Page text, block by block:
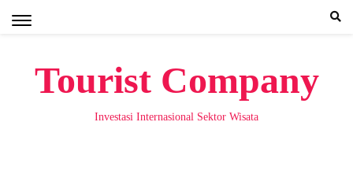
Tourist Company
Investasi Internasional Sektor Wisata